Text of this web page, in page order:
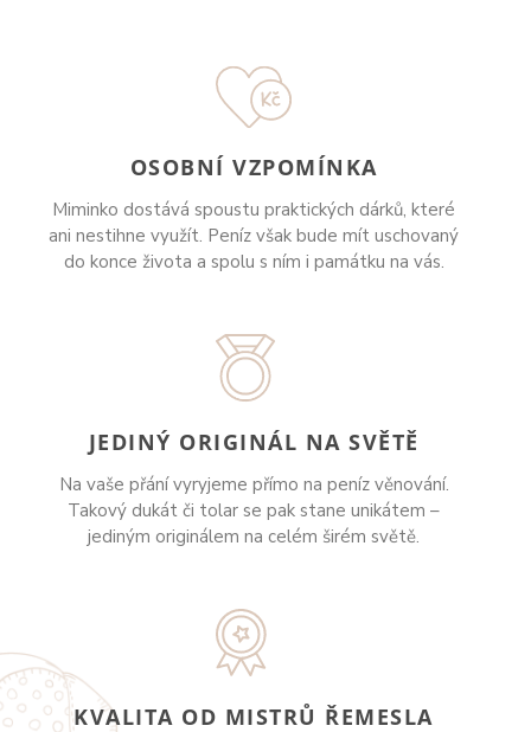
OSOBNÍ VZPOMÍNKA
Miminko dostává spoustu praktických dárků, které
ani nestihne využít. Peníz však bude mít uschovaný
do konce života a spolu s ním i památku na vás.
JEDINÝ ORIGINÁL NA SVĚTĚ
Na vaše přání vyryjeme přímo na peníz věnování.
Takový dukát či tolar se pak stane unikátem –
jediným originálem na celém širém světě.
KVALITA OD MISTRŮ ŘEMESLA